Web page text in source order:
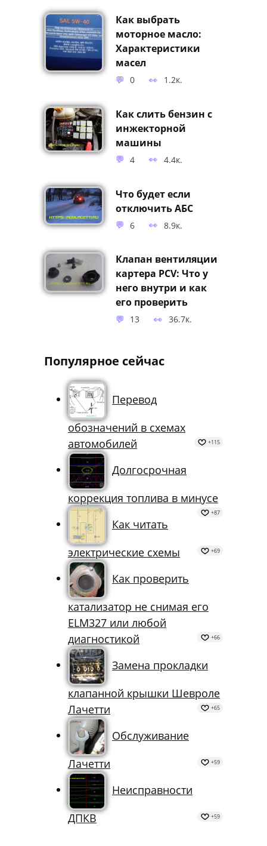
Как выбрать
моторное масло:
Характеристики
масел
0 1.2к.
Как слить бензин с
инжекторной
машины
4 4.4к.
Что будет если
отключить АБС
6 8.9к.
Клапан вентиляции
картера PCV: Что у
него внутри и как
его проверить
13 36.7к.
Популярное сейчас
Перевод
обозначений в схемах
автомобилей
+115
Долгосрочная
коррекция топлива в минусе
+87
Как читать
электрические схемы
+69
Как проверить
катализатор не снимая его
ELM327 или любой
диагностикой
+66
Замена прокладки
клапанной крышки Шевроле
Лачетти
+65
Обслуживание
Лачетти
+59
Неисправности
ДПКВ
+59